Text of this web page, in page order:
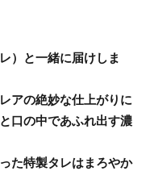
）と一緒に届けしま
アの絶妙な仕上がりに
口の中であふれ出す濃
た特製タレはまろやか